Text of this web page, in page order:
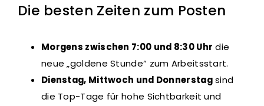
Die besten Zeiten zum Posten
Morgens zwischen 7:00 und 8:30 Uhr die
neue „goldene Stunde“ zum Arbeitsstart.
Dienstag, Mittwoch und Donnerstagsind
die Top-Tage für hohe Sichtbarkeit und